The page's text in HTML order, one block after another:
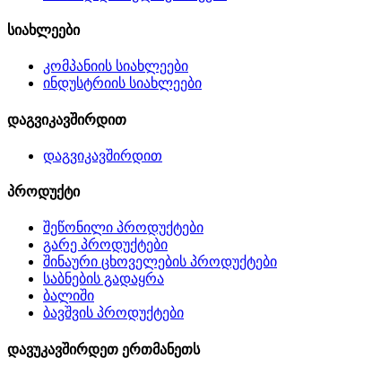
სიახლეები
კომპანიის სიახლეები
ინდუსტრიის სიახლეები
დაგვიკავშირდით
დაგვიკავშირდით
პროდუქტი
შეწონილი პროდუქტები
გარე პროდუქტები
შინაური ცხოველების პროდუქტები
საბნების გადაყრა
ბალიში
ბავშვის პროდუქტები
დავუკავშირდეთ ერთმანეთს